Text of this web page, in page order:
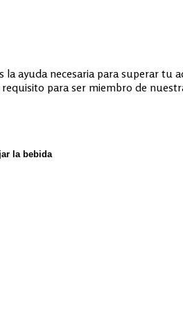
ayuda necesaria para superar tu
para ser miembro de
la bebida